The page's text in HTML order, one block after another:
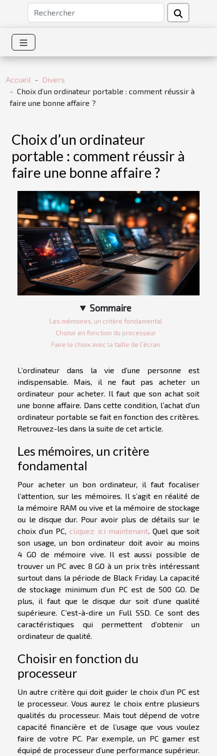
Accueil
Divers
Choix d’un ordinateur portable : comment réussir à
faire une bonne affaire ?
Choix d’un ordinateur
portable : comment réussir à
faire une bonne affaire ?
Sommaire
Les mémoires, un critère fondamental
Choisir en fonction du processeur
Faire le choix avec la taille de l’écran
L’ordinateur dans la vie d’une personne est
indispensable. Mais, il ne faut pas acheter un
ordinateur pour acheter. Il faut que son achat soit
une bonne affaire. Dans cette condition, l’achat d’un
ordinateur portable se fait en fonction des critères.
Retrouvez-les dans la suite de cet article.
Les mémoires, un critère
fondamental
Pour acheter un bon ordinateur, il faut focaliser
l’attention, sur les mémoires. Il s’agit en réalité de
la mémoire RAM ou vive et la mémoire de stockage
ou le disque dur. Pour avoir plus de détails sur le
choix d’un PC, cliquez ici maintenant. Quel que soit
son usage, un bon ordinateur doit avoir au moins
4 GO de mémoire vive. Il est aussi possible de
trouver un PC avec 8 GO à un prix très intéressant
surtout dans la période de Black Friday. La capacité
de stockage minimum d’un PC est de 500 GO. De
plus, il faut que le disque dur soit d’une qualité
supérieure. C’est-à-dire un Full SSD. Ce sont des
caractéristiques qui permettent d’obtenir un
ordinateur de qualité.
Choisir en fonction du
processeur
Un autre critère qui doit guider le choix d’un PC est
le processeur. Vous aurez le choix entre plusieurs
qualités du processeur. Mais tout dépend de votre
capacité financière et de l’usage que vous voulez
faire de votre PC. Par exemple, un PC gamer est
équipé de processeur d’une performance supérieur.